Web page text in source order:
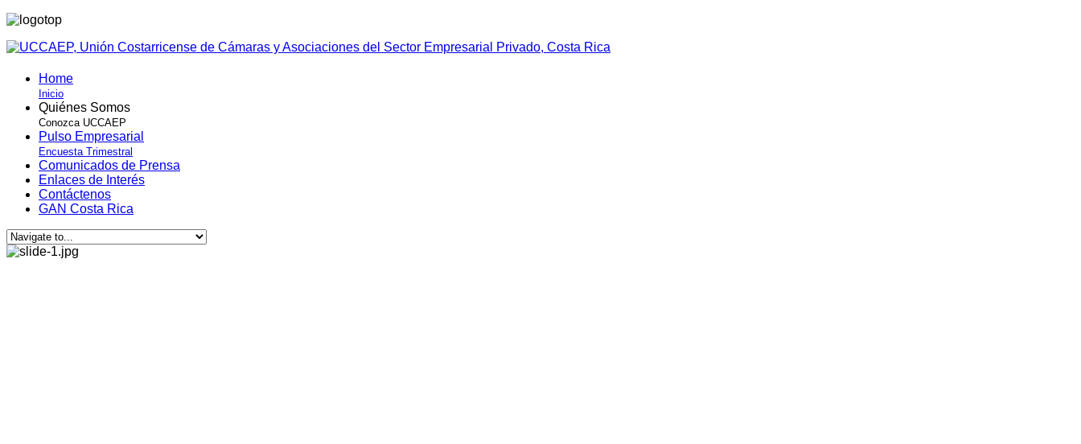
Home
Inicio
Quiénes Somos
Conozca UCCAEP
Pulso Empresarial
Encuesta Trimestral
Comunicados de Prensa
Enlaces de Interés
Contáctenos
GAN Costa Rica